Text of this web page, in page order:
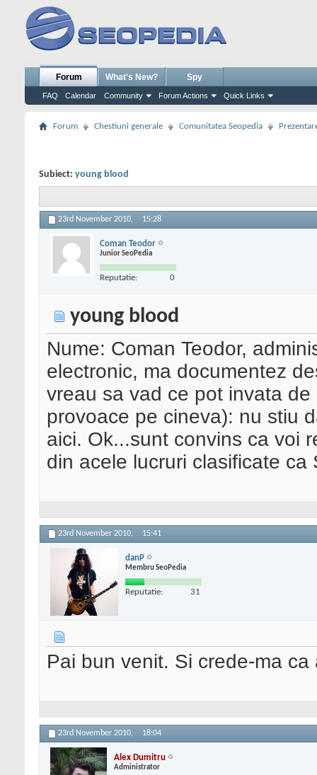
Forum
FAQ Calendar Community Forum Actions Quick Links
What's New? Spy
Forum Chestiuni generale Comunitatea Seopedia
Subiect: young blood
23rd November 2010, 15:28
Coman Teodor
Junior SeoPedia
Reputatie: 0
young blood
Nume: Coman Teodor,
electronic, ma documentez
vreau sa vad ce pot invata
provoace pe cineva): nu stiu
aici. Ok...sunt convins ca voi
din acele lucruri clasificate ca
23rd November 2010, 15:41
danP
Membru SeoPedia
Reputatie: 31
Pai bun venit. Si crede-ma
23rd November 2010, 18:04
Alex Dumitru
Administrator